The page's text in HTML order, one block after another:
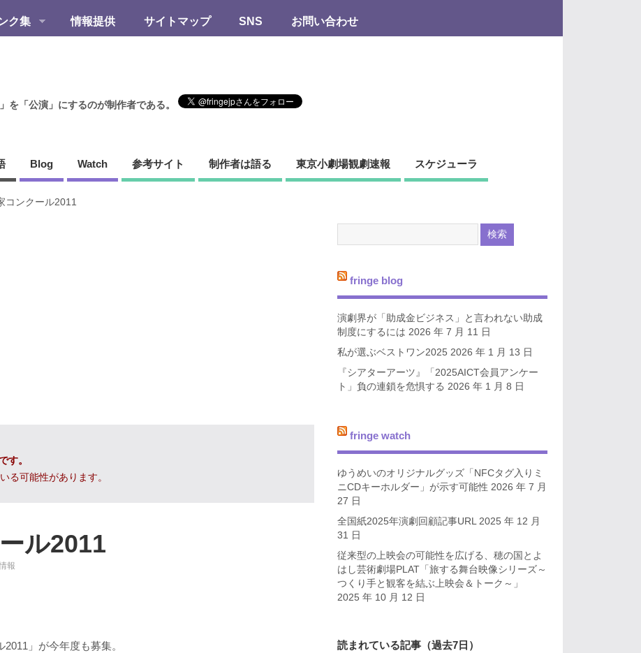
ク集 情報提供 サイトマップ SNS お問い合わせ
を「公演」にするのが制作者である。
Blog Watch 参考サイト 制作者は語る 東京小劇場観劇速報 スケジューラ
コンクール2011
す。
る可能性があります。
ル2011
報
」が今年度も募集。
fringe blog
演劇界が「助成金ビジネス」と言われない助成
制度にするには 2026 年 7 月 11 日
私が選ぶベストワン2025 2026 年 1 月 13 日
『シアターアーツ』「2025AICT会員アンケー
ト」負の連鎖を危惧する 2026 年 1 月 8 日
fringe watch
ゆうめいのオリジナルグッズ「NFCタグ入りミ
ニCDキーホルダー」が示す可能性 2026 年 7 月
27 日
全国紙2025年演劇回顧記事URL 2025 年 12 月
31 日
従来型の上映会の可能性を広げる、穂の国とよ
はし芸術劇場PLAT「旅する舞台映像シリーズ～
つくり手と観客を結ぶ上映会＆トーク～」
2025 年 10 月 12 日
読まれている記事（過去7日）